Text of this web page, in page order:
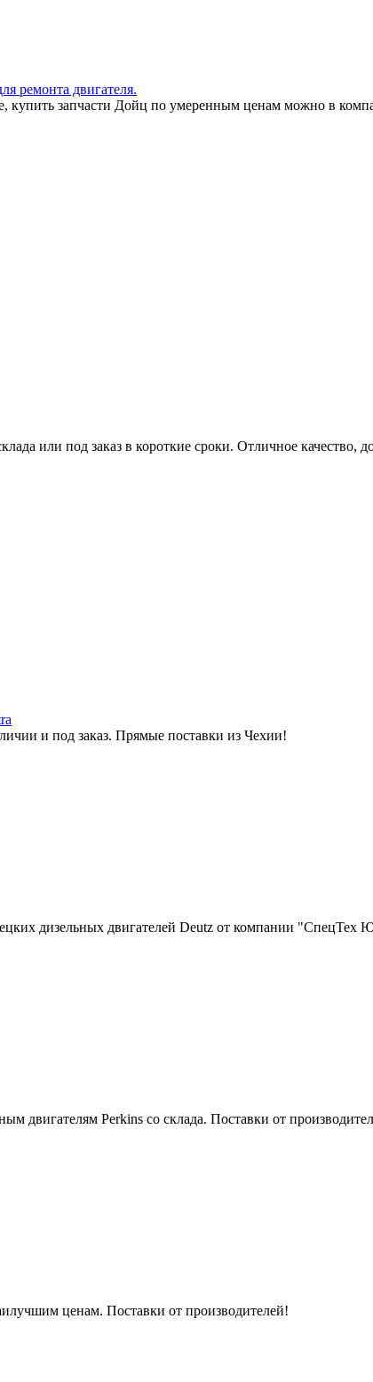
ремонта двигателя.
купить запчасти Дойц по умеренным ценам можно в
или под заказ в короткие сроки. Отличное качество,
и под заказ. Прямые поставки из Чехии!
дизельных двигателей Deutz от компании "СпецТех
двигателям Perkins со склада. Поставки от
ценам. Поставки от производителей!